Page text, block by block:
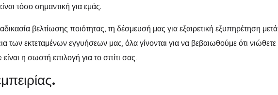
τόσο σημαντική για εμάς.
βελτίωσης ποιότητας, τη δέσμευσή μας για εξαιρετική εξυπηρέτηση μετά
των εκτεταμένων εγγυήσεων μας, όλα γίνονται για να βεβαιωθούμε ότι νιώθετε
η σωστή επιλογή για το σπίτι σας.